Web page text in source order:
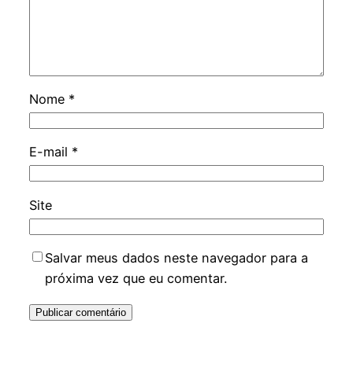
Nome *
E-mail *
Site
Salvar meus dados neste navegador para a
próxima vez que eu comentar.